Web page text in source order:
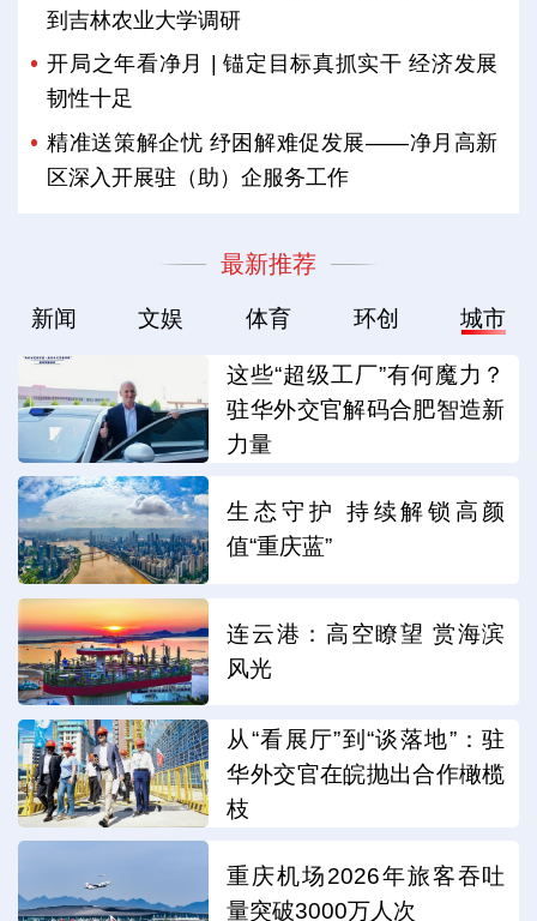
到吉林农业大学调研
开局之年看净月 | 锚定目标真抓实干 经济发展
韧性十足
精准送策解企忧 纾困解难促发展——净月高新
区深入开展驻（助）企服务工作
最新推荐
新闻 文娱 体育 环创 城市
这些“超级工厂”有何魔力？
驻华外交官解码合肥智造新
力量
生态守护 持续解锁高颜
值“重庆蓝”
连云港：高空瞭望 赏海滨
风光
从“看展厅”到“谈落地”：驻
华外交官在皖抛出合作橄榄
枝
重庆机场2026年旅客吞吐
量突破3000万人次